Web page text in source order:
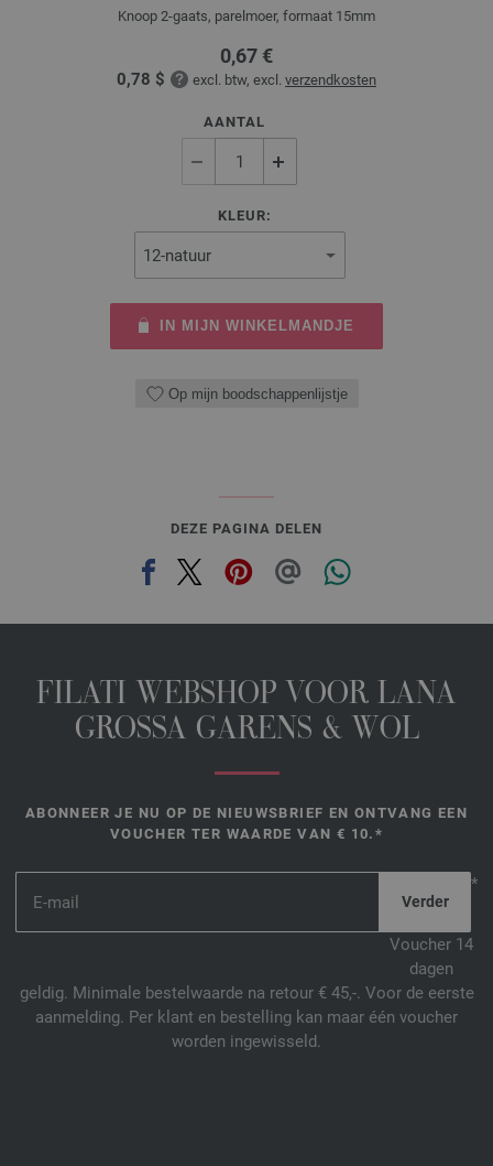
Knoop 2-gaats, parelmoer, formaat 15mm
0,67 €
0,78 $ excl. btw, excl. verzendkosten
AANTAL
KLEUR:
IN MIJN WINKELMANDJE
Op mijn boodschappenlijstje
DEZE PAGINA DELEN
FILATI WEBSHOP VOOR LANA
GROSSA GARENS & WOL
ABONNEER JE NU OP DE NIEUWSBRIEF EN ONTVANG EEN
VOUCHER TER WAARDE VAN € 10.*
*
Voucher 14
dagen
geldig. Minimale bestelwaarde na retour € 45,-. Voor de eerste
aanmelding. Per klant en bestelling kan maar één voucher
worden ingewisseld.